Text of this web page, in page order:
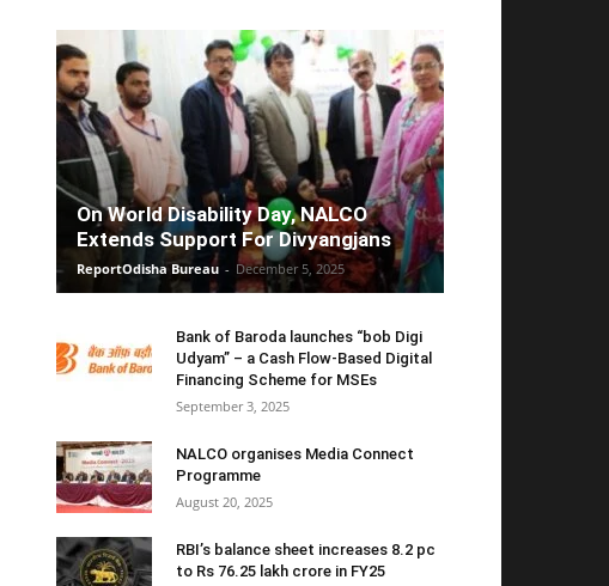
On World Disability Day, NALCO
Extends Support For Divyangjans
ReportOdisha Bureau - December 5, 2025
Bank of Baroda launches “bob Digi
Udyam” – a Cash Flow-Based Digital
Financing Scheme for MSEs
September 3, 2025
NALCO organises Media Connect
Programme
August 20, 2025
RBI’s balance sheet increases 8.2 pc
to Rs 76.25 lakh crore in FY25